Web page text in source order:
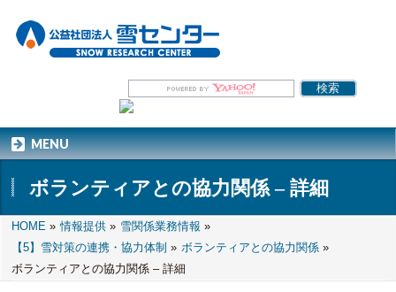
MENU
ボランティアとの協力関係 – 詳細
HOME » 情報提供 » 雪関係業務情報 »
【5】雪対策の連携・協力体制 » ボランティアとの協力関係 »
ボランティアとの協力関係 – 詳細